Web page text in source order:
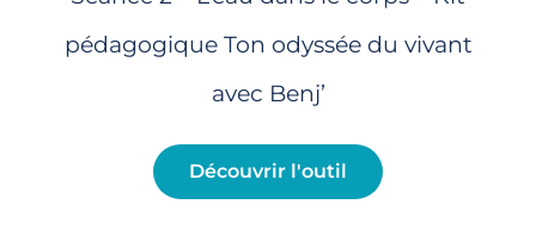
pédagogique Ton odyssée du vivant
avec Benj’
Découvrir l'outil